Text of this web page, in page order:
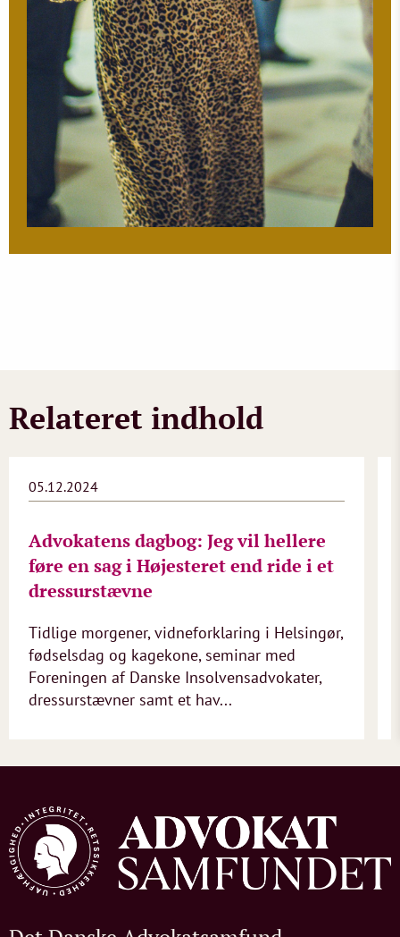
Relateret indhold
05.12.2024
Advokatens dagbog: Jeg vil hellere
føre en sag i Højesteret end ride i et
dressurstævne
Tidlige morgener, vidneforklaring i Helsingør,
fødselsdag og kagekone, seminar med
Foreningen af Danske Insolvensadvokater,
dressurstævner samt et hav...